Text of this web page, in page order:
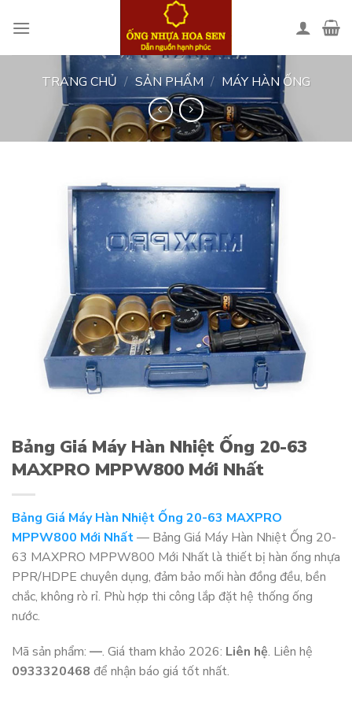
TRANG CHỦ / SẢN PHẨM / MÁY HÀN ỐNG
Bảng Giá Máy Hàn Nhiệt Ống 20-63
MAXPRO MPPW800 Mới Nhất
Bảng Giá Máy Hàn Nhiệt Ống 20-63 MAXPRO
MPPW800 Mới Nhất— Bảng Giá Máy Hàn Nhiệt Ống 20-
63 MAXPRO MPPW800 Mới Nhất là thiết bị hàn ống nhựa
PPR/HDPE chuyên dụng, đảm bảo mối hàn đồng đều, bền
chắc, không rò rỉ. Phù hợp thi công lắp đặt hệ thống ống
nước.
Mã sản phẩm: —. Giá tham khảo 2026: Liên hệ. Liên hệ
0933320468 để nhận báo giá tốt nhất.